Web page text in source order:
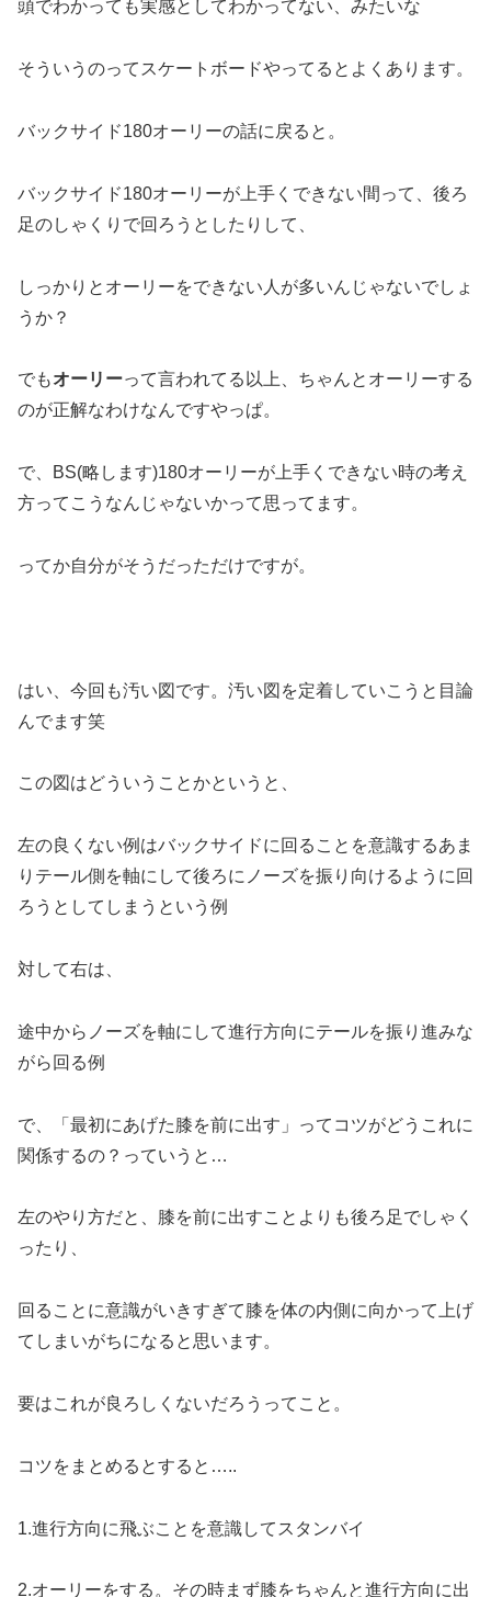
頭でわかっても実感としてわかってない、みたいな
そういうのってスケートボードやってるとよくあります。
バックサイド180オーリーの話に戻ると。
バックサイド180オーリーが上手くできない間って、後ろ
足のしゃくりで回ろうとしたりして、
しっかりとオーリーをできない人が多いんじゃないでしょ
うか？
でもオーリーって言われてる以上、ちゃんとオーリーする
のが正解なわけなんですやっぱ。
で、BS(略します)180オーリーが上手くできない時の考え
方ってこうなんじゃないかって思ってます。
ってか自分がそうだっただけですが。
はい、今回も汚い図です。汚い図を定着していこうと目論
んでます笑
この図はどういうことかというと、
左の良くない例はバックサイドに回ることを意識するあま
りテール側を軸にして後ろにノーズを振り向けるように回
ろうとしてしまうという例
対して右は、
途中からノーズを軸にして進行方向にテールを振り進みな
がら回る例
で、「最初にあげた膝を前に出す」ってコツがどうこれに
関係するの？っていうと…
左のやり方だと、膝を前に出すことよりも後ろ足でしゃく
ったり、
回ることに意識がいきすぎて膝を体の内側に向かって上げ
てしまいがちになると思います。
要はこれが良ろしくないだろうってこと。
コツをまとめるとすると…..
1.進行方向に飛ぶことを意識してスタンバイ
2.オーリーをする。その時まず膝をちゃんと進行方向に出